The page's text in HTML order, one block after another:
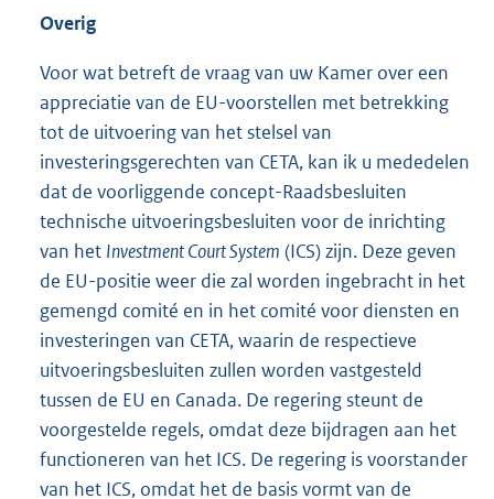
Overig
Voor wat betreft de vraag van uw Kamer over een
appreciatie van de EU-voorstellen met betrekking
tot de uitvoering van het stelsel van
investeringsgerechten van CETA, kan ik u mededelen
dat de voorliggende concept-Raadsbesluiten
technische uitvoeringsbesluiten voor de inrichting
van het Investment Court System (ICS) zijn. Deze geven
de EU-positie weer die zal worden ingebracht in het
gemengd comité en in het comité voor diensten en
investeringen van CETA, waarin de respectieve
uitvoeringsbesluiten zullen worden vastgesteld
tussen de EU en Canada. De regering steunt de
voorgestelde regels, omdat deze bijdragen aan het
functioneren van het ICS. De regering is voorstander
van het ICS, omdat het de basis vormt van de